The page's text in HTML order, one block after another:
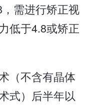
需进行矫正视
低于4.8或矫正
（不含有晶体
式）后半年以